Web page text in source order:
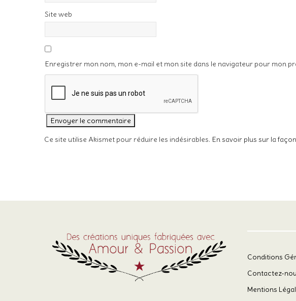
Site web
Enregistrer mon nom, mon e-mail et mon site dans le navigateur pour mon
Ce site utilise Akismet pour réduire les indésirables. En savoir plus sur la
Conditions
Contactez-
Mentions